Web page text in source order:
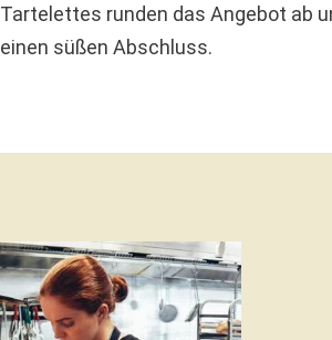
Tartelettes runden das Angebot ab
einen süßen Abschluss.